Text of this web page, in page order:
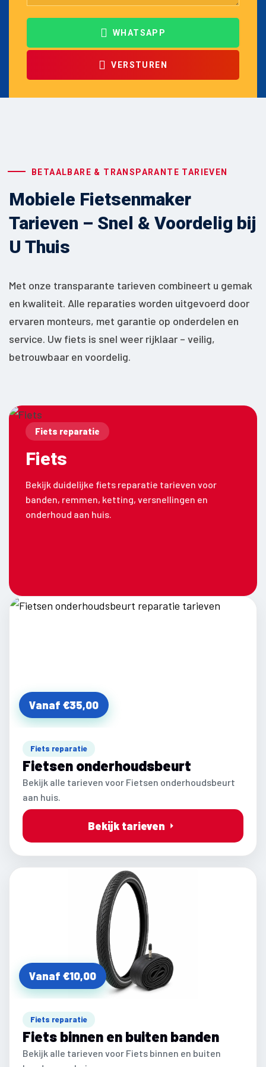
WHATSAPP
VERSTUREN
BETAALBARE & TRANSPARANTE TARIEVEN
Mobiele Fietsenmaker
Tarieven – Snel & Voordelig bij
U Thuis
Met onze transparante tarieven combineert u gemak
en kwaliteit. Alle reparaties worden uitgevoerd door
ervaren monteurs, met garantie op onderdelen en
service. Uw fiets is snel weer rijklaar – veilig,
betrouwbaar en voordelig.
Fiets reparatie
Fiets
Bekijk duidelijke fiets reparatie tarieven voor
banden, remmen, ketting, versnellingen en
onderhoud aan huis.
Vanaf €35,00
Fiets reparatie
Fietsen onderhoudsbeurt
Bekijk alle tarieven voor Fietsen onderhoudsbeurt
aan huis.
Bekijk tarieven
Vanaf €10,00
Fiets reparatie
Fiets binnen en buiten banden
Bekijk alle tarieven voor Fiets binnen en buiten